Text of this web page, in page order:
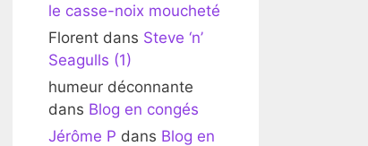
le casse-noix moucheté
Florent dans Steve ‘n’
Seagulls (1)
humeur déconnante
dans Blog en congés
Jérôme P dans Blog en